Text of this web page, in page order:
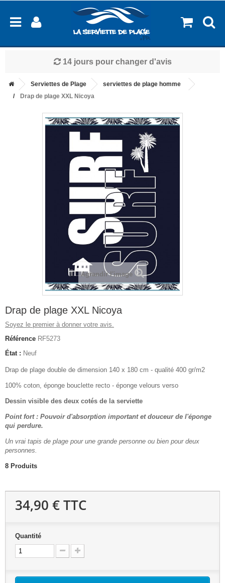
14 jours pour changer d'avis
Serviettes de Plage
serviettes de plage homme
Drap de plage XXL Nicoya
Agrandir l'image
Drap de plage XXL Nicoya
Soyez le premier à donner votre avis.
Référence RF5273
État : Neuf
Drap de plage double de dimension 140 x 180 cm - qualité 400 gr/m2
100% coton, éponge bouclette recto - éponge velours verso
Dessin visible des deux cotés de la serviette
Point fort : Pouvoir d'absorption important et douceur de l'éponge
qui perdure.
Un vrai tapis de plage pour une grande personne ou bien pour deux
personnes.
8 Produits
34,90 €TTC
Quantité